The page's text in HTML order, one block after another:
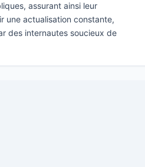
assurant ainsi leur
une actualisation constante,
des internautes soucieux de